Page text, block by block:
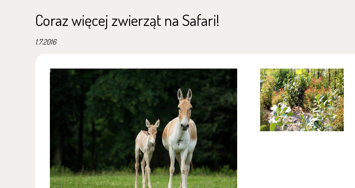
Coraz więcej zwierząt na Safari!
1.7.2016